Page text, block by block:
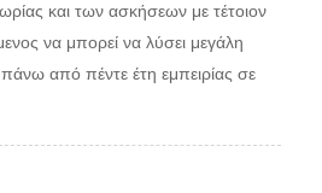
και των ασκήσεων με τέτοιον
να μπορεί να λύσει μεγάλη
από πέντε έτη εμπειρίας σε